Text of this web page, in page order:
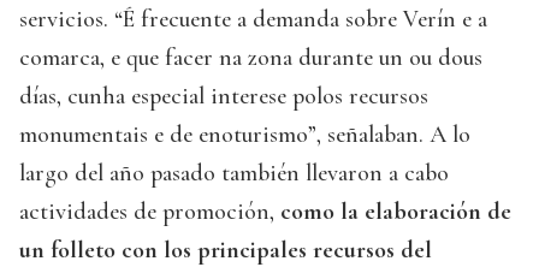
servicios. “É frecuente a demanda sobre Verín e a
comarca, e que facer na zona durante un ou dous
días, cunha especial interese polos recursos
monumentais e de enoturismo”, señalaban. A lo
largo del año pasado también llevaron a cabo
actividades de promoción, como la elaboración de
un folleto con los principales recursos del